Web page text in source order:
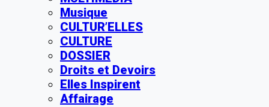
Musique
CULTUR’ELLES
CULTURE
DOSSIER
Droits et Devoirs
Elles Inspirent
Affairage